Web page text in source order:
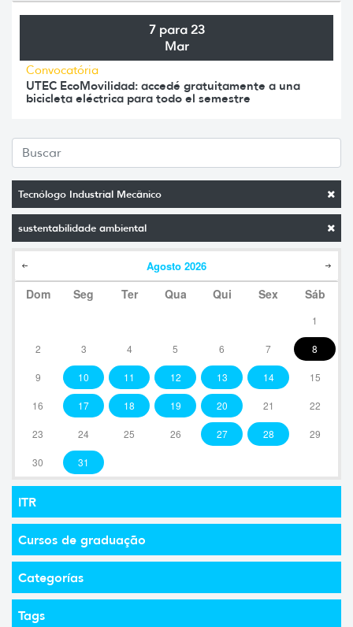
Tecnólogo Industrial Mecânico
sustentabilidade ambiental
Agosto 2026
Dom Seg Ter Qua Qui Sex Sáb
1
2 3 4 5 6 7 8
9 10 11 12 13 14 15
16 17 18 19 20 21 22
23 24 25 26 27 28 29
30 31
ITR
Cursos de graduação
Categorías
Tags
7 para 23
Mar
Convocatória
UTEC EcoMovilidad: accedé gratuitamente a una
bicicleta eléctrica para todo el semestre